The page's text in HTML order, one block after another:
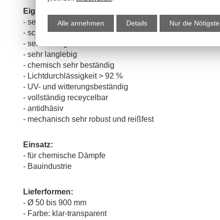
Eigenschaften:
- sehr leicht
- schwer entflammbar gemäß DIN 4102 B1
- selbstreinigend
- sehr langlebig
- chemisch sehr beständig
- Lichtdurchlässigkeit > 92 %
- UV- und witterungsbeständig
- vollständig receycelbar
- antidhäsiv
- mechanisch sehr robust und reißfest
Einsatz:
- für chemische Dämpfe
- Bauindustrie
Lieferformen:
- Ø 50 bis 900 mm
- Farbe: klar-transparent
Alle annehmen Details Nur die